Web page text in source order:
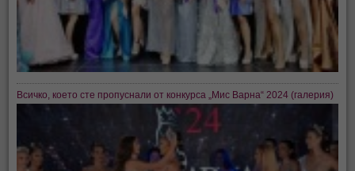
Всичко, което сте пропуснали от конкурса „Мис Варна“ 2024 (галерия)